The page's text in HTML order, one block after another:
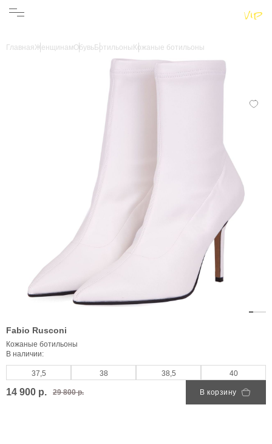
Информация
Магазины
ГлавнаяЖенщинамОбувьБотильоны Кожаные ботильоны
Fabio Rusconi
Кожаные ботильоны
В наличии:
37,5 38 38,5 40
14 900 р. 29 800 р. В корзину